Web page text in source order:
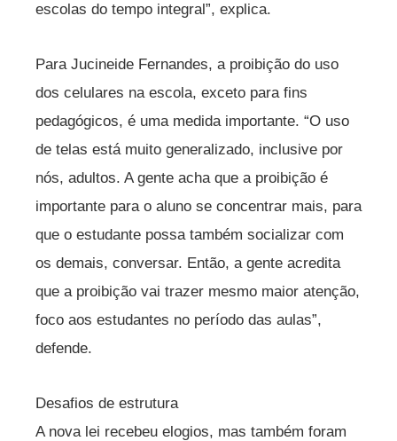
escolas do tempo integral”, explica.
Para Jucineide Fernandes, a proibição do uso
dos celulares na escola, exceto para fins
pedagógicos, é uma medida importante. “O uso
de telas está muito generalizado, inclusive por
nós, adultos. A gente acha que a proibição é
importante para o aluno se concentrar mais, para
que o estudante possa também socializar com
os demais, conversar. Então, a gente acredita
que a proibição vai trazer mesmo maior atenção,
foco aos estudantes no período das aulas”,
defende.
Desafios de estrutura
A nova lei recebeu elogios, mas também foram